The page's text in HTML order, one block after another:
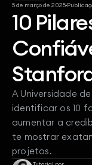
5 de março de 2025
10
A Universidade
identificar os 10
aumentar a
te mostrar
projetos.